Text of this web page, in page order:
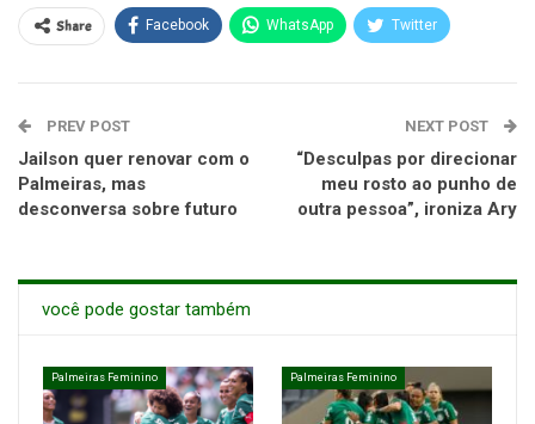
Share Facebook WhatsApp Twitter
PREV POST
Jailson quer renovar com o
Palmeiras, mas
desconversa sobre futuro
NEXT POST
“Desculpas por direcionar
meu rosto ao punho de
outra pessoa”, ironiza Ary
você pode gostar também
Palmeiras Feminino Palmeiras Feminino